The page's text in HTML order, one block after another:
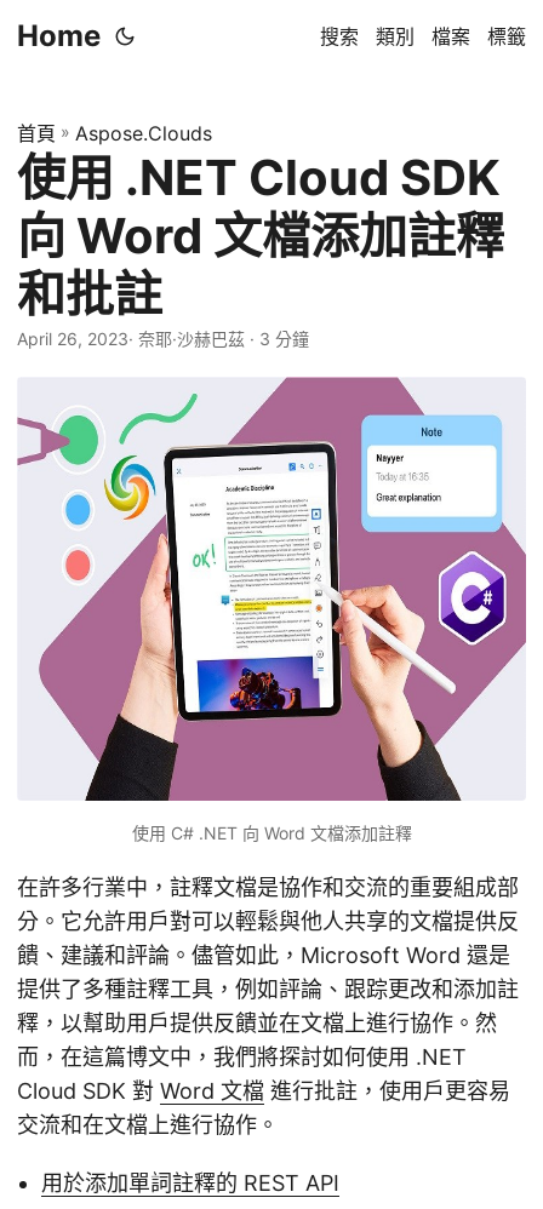
Home 搜索 類別 檔案 標籤
首頁 » Aspose.Clouds
使用 .NET Cloud SDK
向 Word 文檔添加註釋
和批註
April 26, 2023· 奈耶·沙赫巴茲 · 3 分鐘
使用 C# .NET 向 Word 文檔添加註釋
在許多行業中，註釋文檔是協作和交流的重要組成部
分。它允許用戶對可以輕鬆與他人共享的文檔提供反
饋、建議和評論。儘管如此，Microsoft Word 還是
提供了多種註釋工具，例如評論、跟踪更改和添加註
釋，以幫助用戶提供反饋並在文檔上進行協作。然
而，在這篇博文中，我們將探討如何使用 .NET
Cloud SDK 對 Word 文檔 進行批註，使用戶更容易
交流和在文檔上進行協作。
用於添加單詞註釋的 REST API